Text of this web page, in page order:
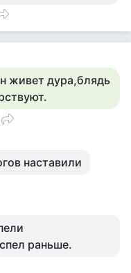
живет дура,блядь
наставили
раньше.